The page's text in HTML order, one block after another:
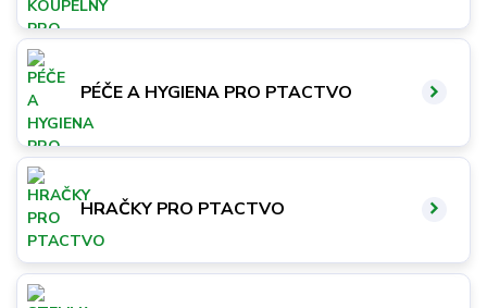
PÉČE A HYGIENA PRO PTACTVO
HRAČKY PRO PTACTVO